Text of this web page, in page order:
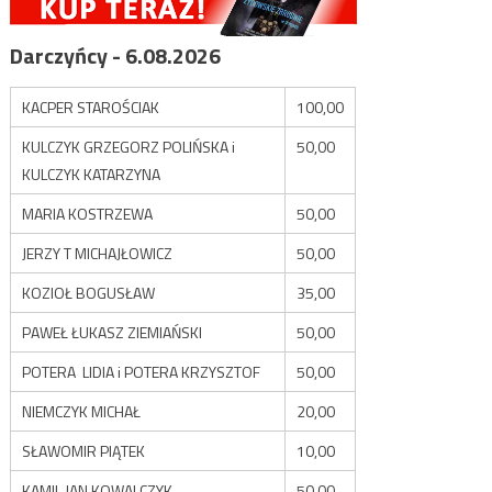
Darczyńcy - 6.08.2026
KACPER STAROŚCIAK
100,00
KULCZYK GRZEGORZ POLIŃSKA i
KULCZYK KATARZYNA
50,00
MARIA KOSTRZEWA
50,00
JERZY T MICHAJŁOWICZ
50,00
KOZIOŁ BOGUSŁAW
35,00
PAWEŁ ŁUKASZ ZIEMIAŃSKI
50,00
POTERA LIDIA i POTERA KRZYSZTOF
50,00
NIEMCZYK MICHAŁ
20,00
SŁAWOMIR PIĄTEK
10,00